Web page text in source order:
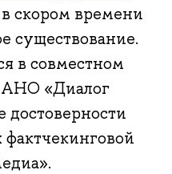
скором времени
существование.
в совместном
«Диалог
достоверности